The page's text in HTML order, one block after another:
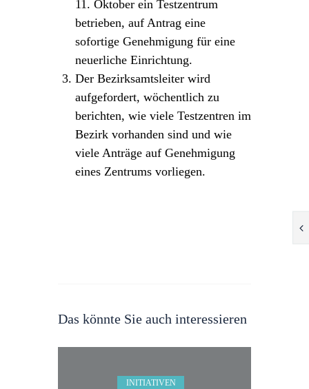
11. Oktober ein Testzentrum
betrieben, auf Antrag eine
sofortige Genehmigung für eine
neuerliche Einrichtung.
Der Bezirksamtsleiter wird
aufgefordert, wöchentlich zu
berichten, wie viele Testzentren im
Bezirk vorhanden sind und wie
viele Anträge auf Genehmigung
eines Zentrums vorliegen.
Das könnte Sie auch interessieren
INITIATIVEN